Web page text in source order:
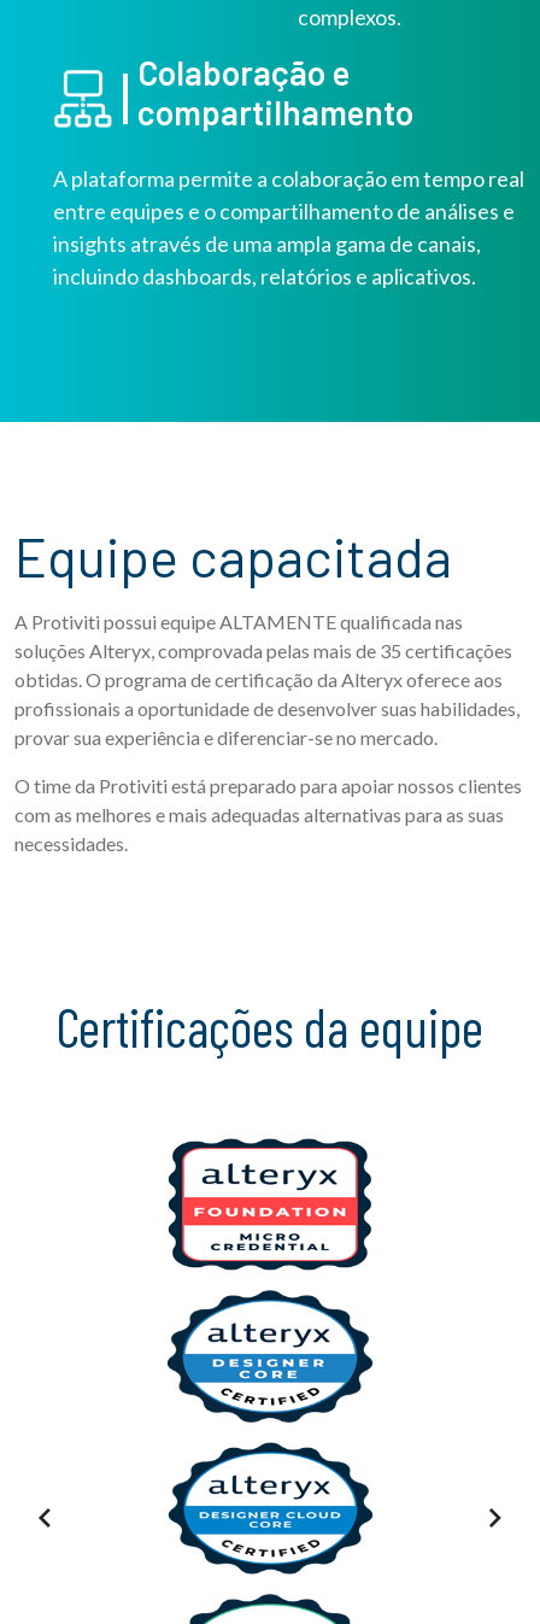
complexos.
Colaboração e
compartilhamento
A plataforma permite a colaboração em tempo real
entre equipes e o compartilhamento de análises e
insights através de uma ampla gama de canais,
incluindo dashboards, relatórios e aplicativos.
Equipe capacitada
A Protiviti possui equipe ALTAMENTE qualificada nas
soluções Alteryx, comprovada pelas mais de 35 certificações
obtidas. O programa de certificação da Alteryx oferece aos
profissionais a oportunidade de desenvolver suas habilidades,
provar sua experiência e diferenciar-se no mercado.
O time da Protiviti está preparado para apoiar nossos clientes
com as melhores e mais adequadas alternativas para as suas
necessidades.
Certificações da equipe